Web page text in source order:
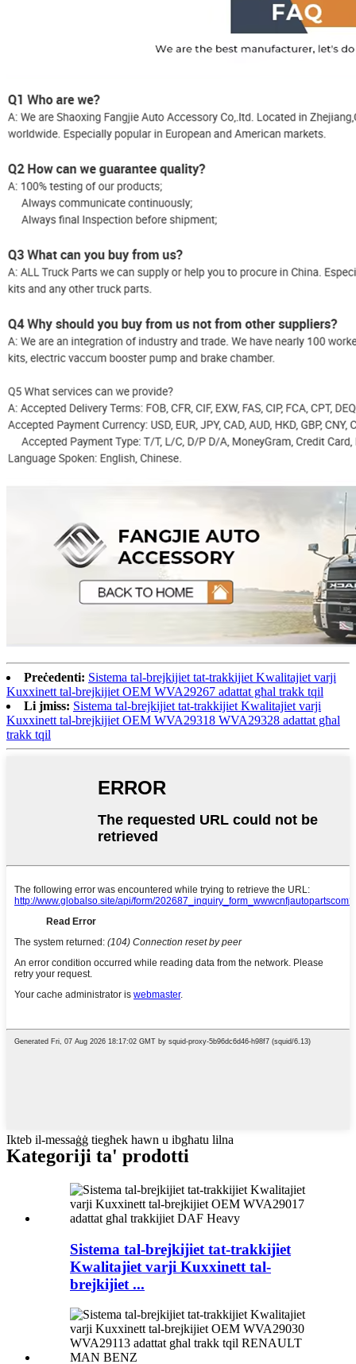
Preċedenti: Sistema tal-brejkijiet tat-trakkijiet Kwalitajiet varji
Kuxxinett tal-brejkijiet OEM WVA29267 adattat għal trakk tqil
Li jmiss: Sistema tal-brejkijiet tat-trakkijiet Kwalitajiet varji
Kuxxinett tal-brejkijiet OEM WVA29318 WVA29328 adattat għal
trakk tqil
Ikteb il-messaġġ tiegħek hawn u ibgħatu lilna
Kategoriji ta' prodotti
Sistema tal-brejkijiet tat-trakkijiet
Kwalitajiet varji Kuxxinett tal-
brejkijiet ...